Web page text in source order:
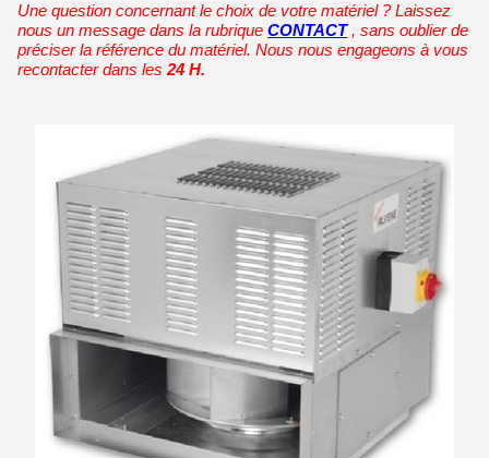
Une question concernant le choix de votre matériel ? Laissez
nous un message dans la rubriqueCONTACT , sans oublier de
préciser la référence du matériel. Nous nous engageons à vous
recontacter dans les 24 H.